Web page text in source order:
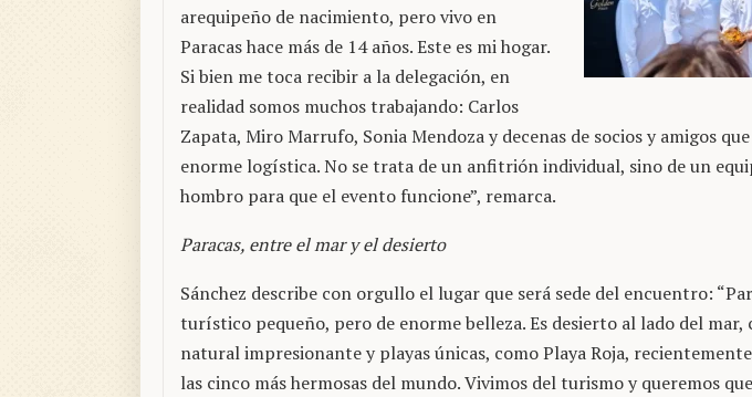
arequipeño de nacimiento, pero vivo en
Paracas hace más de 14 años. Este es mi hogar.
Si bien me toca recibir a la delegación, en
realidad somos muchos trabajando: Carlos
Zapata, Miro Marrufo, Sonia Mendoza y decenas de socios y amigos
enorme logística. No se trata de un anfitrión individual, sino de un
hombro para que el evento funcione”, remarca.
Paracas, entre el mar y el desierto
Sánchez describe con orgullo el lugar que será sede del encuentro:
turístico pequeño, pero de enorme belleza. Es desierto al lado del mar,
natural impresionante y playas únicas, como Playa Roja,
las cinco más hermosas del mundo. Vivimos del turismo y queremos